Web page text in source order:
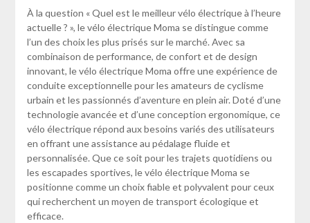
À la question « Quel est le meilleur vélo électrique à l’heure
actuelle ? », le vélo électrique Moma se distingue comme
l’un des choix les plus prisés sur le marché. Avec sa
combinaison de performance, de confort et de design
innovant, le vélo électrique Moma offre une expérience de
conduite exceptionnelle pour les amateurs de cyclisme
urbain et les passionnés d’aventure en plein air. Doté d’une
technologie avancée et d’une conception ergonomique, ce
vélo électrique répond aux besoins variés des utilisateurs
en offrant une assistance au pédalage fluide et
personnalisée. Que ce soit pour les trajets quotidiens ou
les escapades sportives, le vélo électrique Moma se
positionne comme un choix fiable et polyvalent pour ceux
qui recherchent un moyen de transport écologique et
efficace.